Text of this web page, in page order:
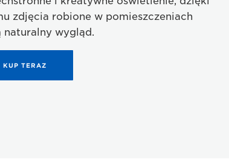
zdjęcia robione w pomieszczeniach
naturalny wygląd.
KUP TERAZ